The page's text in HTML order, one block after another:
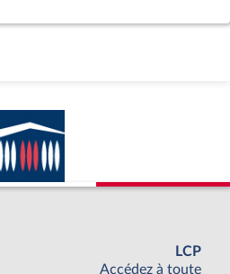
LCP
Accédez à toute